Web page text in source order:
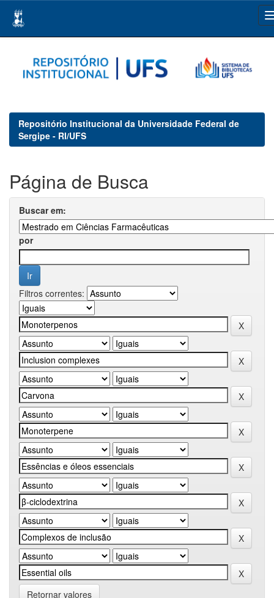
navigation
Repositório Institucional da Universidade Federal de
Sergipe - RI/UFS
Página de Busca
Buscar em:
por
Filtros correntes:
Retornar valores